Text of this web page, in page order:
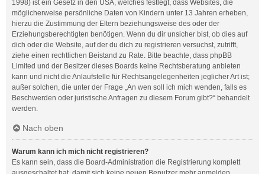
1998) ist ein Gesetz in den USA, welches festlegt, dass Websites, die
möglicherweise persönliche Daten von Kindern unter 13 Jahren erheben,
hierzu die Zustimmung der Eltern beziehungsweise des oder der
Erziehungsberechtigten benötigen. Wenn du dir unsicher bist, ob dies auf
dich oder die Website, auf der du dich zu registrieren versuchst, zutrifft,
ziehe einen rechtlichen Beistand zu Rate. Bitte beachte, dass phpBB
Limited und der Besitzer dieses Boards keine Rechtsberatung anbieten
kann und nicht die Anlaufstelle für Rechtsangelegenheiten jeglicher Art ist;
außer solchen, die unter der Frage „An wen soll ich mich wenden, falls es
Beschwerden oder juristische Anfragen zu diesem Forum gibt?“ behandelt
werden.
Nach oben
Warum kann ich mich nicht registrieren?
Es kann sein, dass die Board-Administration die Registrierung komplett